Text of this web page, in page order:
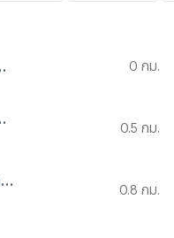
0 กม.
0.5 กม.
0.8 กม.